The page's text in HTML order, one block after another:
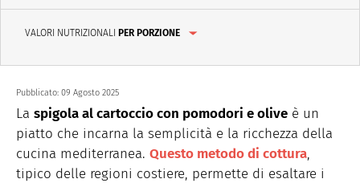
VALORI NUTRIZIONALI PER PORZIONE
Pubblicato: 09 Agosto 2025
La spigola al cartoccio con pomodori e olive è un
piatto che incarna la semplicità e la ricchezza della
cucina mediterranea. Questo metodo di cottura,
tipico delle regioni costiere, permette di esaltare i